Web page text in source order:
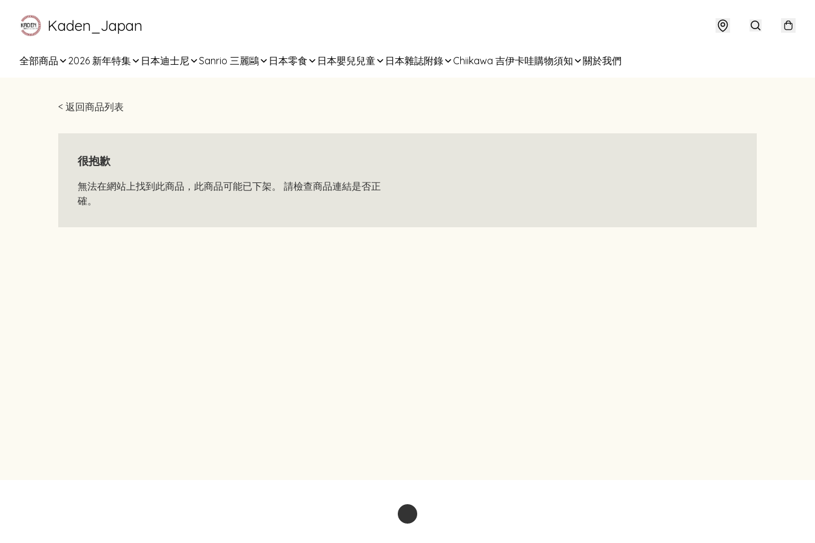
Kaden_Japan
全部商品 2026 新年特集 日本迪士尼 Sanrio 三麗鷗 日本零食 日本嬰兒兒童 日本雜誌附錄 Chiikawa 吉伊卡哇購物須知 關於我們
< 返回商品列表
很抱歉
無法在網站上找到此商品，此商品可能已下架。 請檢查商品連結是否正
確。